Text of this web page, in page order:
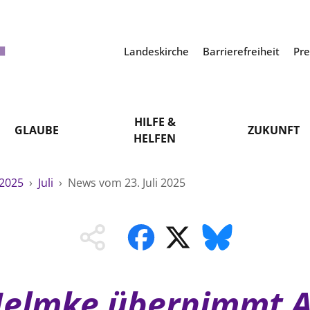
Landeskirche Barrierefreiheit
GLAUBE
HILFE &
HELFEN
ZUKUNFT
› Juli › News vom 23. Juli 2025